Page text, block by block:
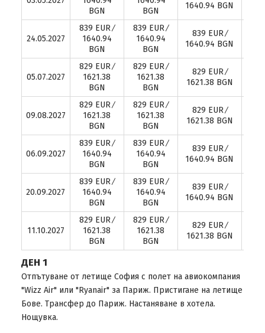
BGN
BGN
1640.94 BGN
24.05.2027
839 EUR ∕
1640.94
BGN
839 EUR ∕
1640.94
BGN
839 EUR ∕
1640.94 BGN
05.07.2027
829 EUR ∕
1621.38
BGN
829 EUR ∕
1621.38
BGN
829 EUR ∕
1621.38 BGN
09.08.2027
829 EUR ∕
1621.38
BGN
829 EUR ∕
1621.38
BGN
829 EUR ∕
1621.38 BGN
06.09.2027
839 EUR ∕
1640.94
BGN
839 EUR ∕
1640.94
BGN
839 EUR ∕
1640.94 BGN
20.09.2027
839 EUR ∕
1640.94
BGN
839 EUR ∕
1640.94
BGN
839 EUR ∕
1640.94 BGN
11.10.2027
829 EUR ∕
1621.38
BGN
829 EUR ∕
1621.38
BGN
829 EUR ∕
1621.38 BGN
ДЕН 1
Отпътуване от летище София с полет на авиокомпания
"Wizz Air" или "Ryanair" за Париж. Пристигане на летище
Бове. Трансфер до Париж. Настаняване в хотела.
Нощувка.